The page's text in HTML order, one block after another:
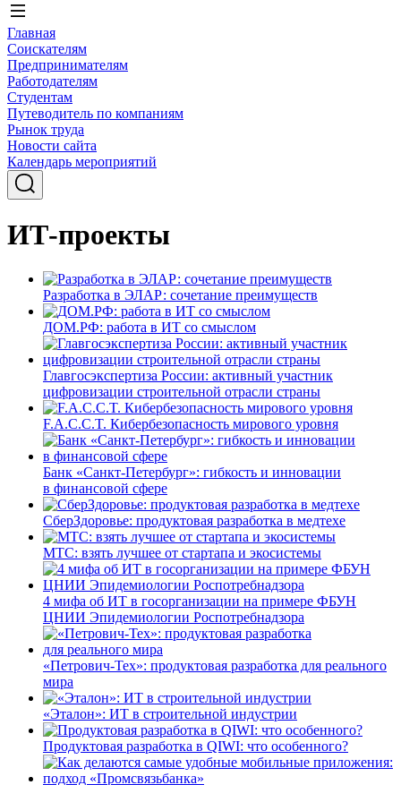
Главная
Соискателям
Предпринимателям
Работодателям
Студентам
Путеводитель по компаниям
Рынок труда
Новости сайта
Календарь мероприятий
ИТ-проекты
Разработка в ЭЛАР: сочетание преимуществ
ДОМ.РФ: работа в ИТ со смыслом
Главгосэкспертиза России: активный участник
цифровизации строительной отрасли страны
F.A.C.C.T. Кибербезопасность мирового уровня
Банк «Санкт-Петербург»: гибкость и инновации
в финансовой сфере
СберЗдоровье: продуктовая разработка в медтехе
МТС: взять лучшее от стартапа и экосистемы
4 мифа об ИТ в госорганизации на примере ФБУН
ЦНИИ Эпидемиологии Роспотребнадзора
«Петрович-Тех»: продуктовая разработка для реального
мира
«Эталон»: ИТ в строительной индустрии
Продуктовая разработка в QIWI: что особенного?